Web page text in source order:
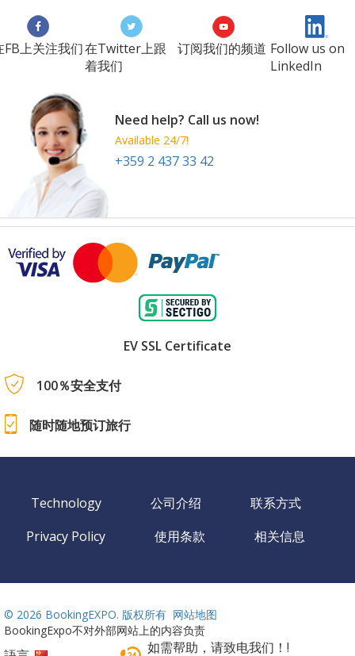
FB上关注我们在Twitter上跟
着我们
订阅我们的频道 Follow us on
LinkedIn
Need help? Call us now!
Available 24/7!
+359 2 437 33 42
EV SSL Certificate
100％安全支付
随时随地预订旅行
Technology 公司介绍
联系方式
Privacy Policy
使用条款 相关信息
© 2026 BookingEXPO. 版权所有 网站地图
BookingExpo不对外部网站上的内容负责
如需帮助，请致电我们！!